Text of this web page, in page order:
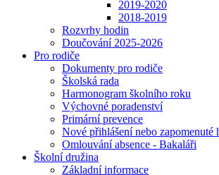
2019-2020
2018-2019
Rozvrhy hodin
Doučování 2025-2026
Pro rodiče
Dokumenty pro rodiče
Školská rada
Harmonogram školního roku
Výchovné poradenství
Primární prevence
Nové přihlášení nebo zapomenuté
Omlouvání absence - Bakaláři
Školní družina
Základní informace